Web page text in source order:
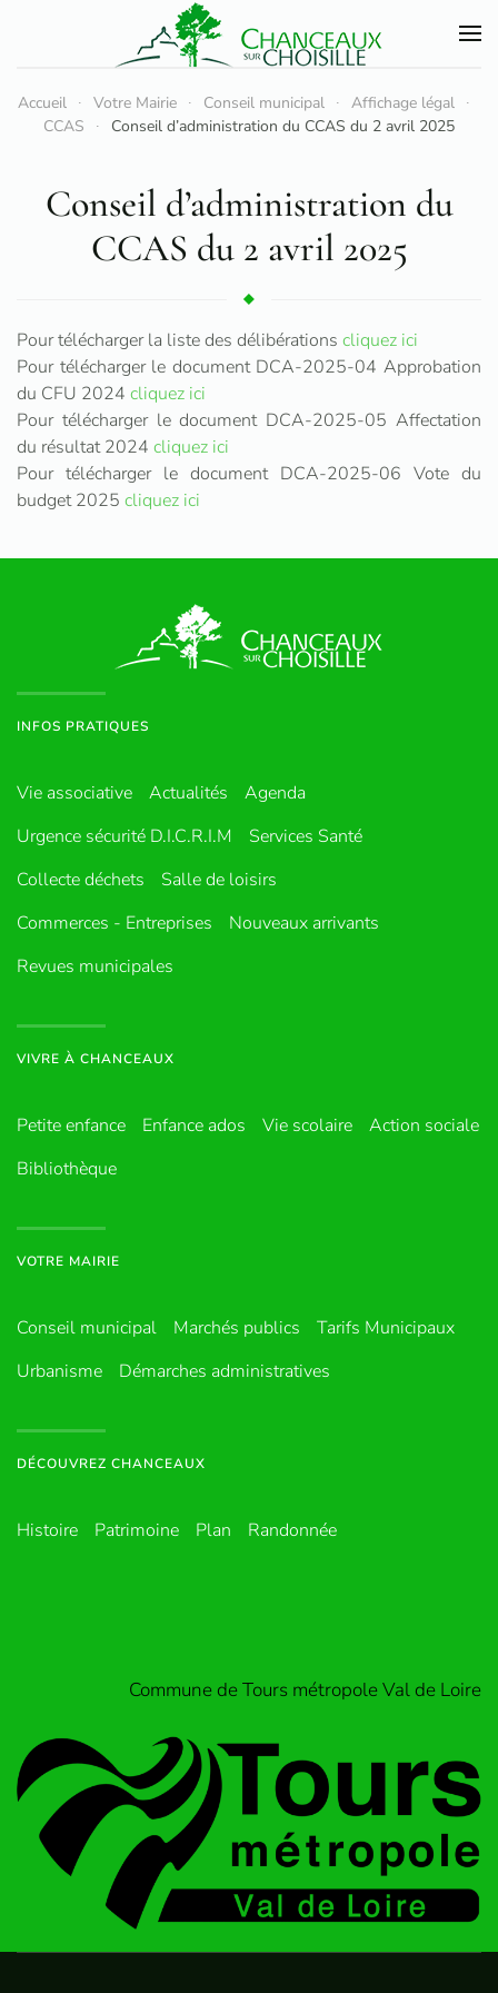
Accéder au contenu principal
Accueil Votre Mairie Conseil municipal
Affichage légal
CCAS
Conseil d’administration du CCAS du 2 avril 2025
Conseil d’administration du
CCAS du 2 avril 2025
Pour télécharger la liste des délibérations cliquez ici
Pour télécharger le document DCA-2025-04 Approbation
du CFU 2024 cliquez ici
Pour télécharger le document DCA-2025-05 Affectation
du résultat 2024 cliquez ici
Pour télécharger le document DCA-2025-06 Vote du
budget 2025 cliquez ici
INFOS PRATIQUES
Vie associative Actualités
Agenda
Urgence sécurité D.I.C.R.I.M
Services Santé
Collecte déchets
Salle de loisirs
Commerces - Entreprises
Nouveaux arrivants
Revues municipales
VIVRE À CHANCEAUX
Petite enfance Enfance ados Vie scolaire
Action sociale
Bibliothèque
VOTRE MAIRIE
Conseil municipal Marchés publics
Tarifs Municipaux
Urbanisme
Démarches administratives
DÉCOUVREZ CHANCEAUX
Histoire Patrimoine Plan Randonnée
Commune de Tours métropole Val de Loire